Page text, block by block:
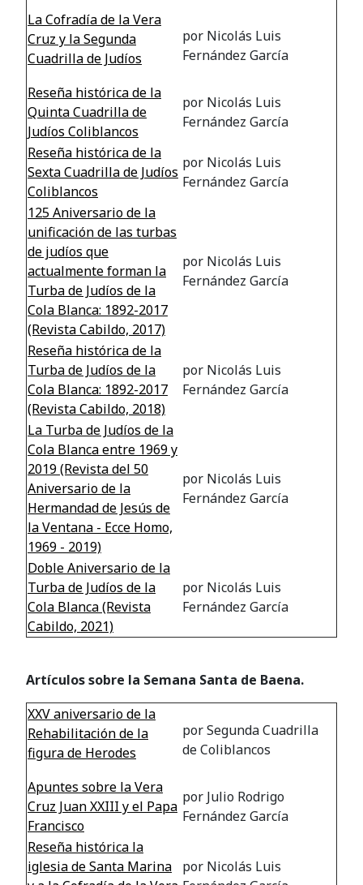
La Cofradía de la Vera
Cruz y la Segunda
Cuadrilla de Judíos
por Nicolás Luis
Fernández García
Reseña histórica de la
Quinta Cuadrilla de
Judíos Coliblancos
por Nicolás Luis
Fernández García
Reseña histórica de la
Sexta Cuadrilla de Judíos
Coliblancos
por Nicolás Luis
Fernández García
125 Aniversario de la
unificación de las turbas
de judíos que
actualmente forman la
Turba de Judíos de la
Cola Blanca: 1892-2017
(Revista Cabildo, 2017)
por Nicolás Luis
Fernández García
Reseña histórica de la
Turba de Judíos de la
Cola Blanca: 1892-2017
(Revista Cabildo, 2018)
por Nicolás Luis
Fernández García
La Turba de Judíos de la
Cola Blanca entre 1969 y
2019 (Revista del 50
Aniversario de la
Hermandad de Jesús de
la Ventana - Ecce Homo,
1969 - 2019)
por Nicolás Luis
Fernández García
Doble Aniversario de la
Turba de Judíos de la
Cola Blanca (Revista
Cabildo, 2021)
por Nicolás Luis
Fernández García
Artículos sobre la Semana Santa de Baena.
XXV aniversario de la
Rehabilitación de la
figura de Herodes
por Segunda Cuadrilla
de Coliblancos
Apuntes sobre la Vera
Cruz Juan XXIII y el Papa
Francisco
por Julio Rodrigo
Fernández García
Reseña histórica la
iglesia de Santa Marina
por Nicolás Luis